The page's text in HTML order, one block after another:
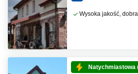
Wysoka jakość,
Natychmiastowa